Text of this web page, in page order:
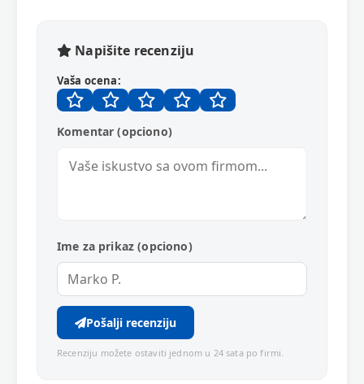
Napišite recenziju
Vaša ocena:
Komentar (opciono)
Ime za prikaz (opciono)
Pošalji recenziju
Recenziju možete ostaviti jednom u 24 sata po firmi.